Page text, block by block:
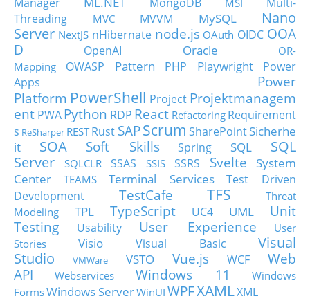
Threading
MVC MVVM MySQL
Nano
Server NextJS nHibernate node.js OAuth OIDC OOA
D
OpenAI Oracle
OR-
Mapping
OWASP Pattern PHP Playwright
Power
Apps
Power
Platform PowerShell Project Projektmanagem
ent PWA Python RDP React Refactoring Requirement
s ReSharper RESTRust SAPScrum SharePointSicherhe
it
SOA Soft Skills Spring SQL
SQL
Server
SQLCLR SSAS SSIS SSRS Svelte
System
Center
TEAMS Terminal Services
Test Driven
Development
TestCafe TFS
Threat
Modeling
TPL TypeScript UC4 UML
Unit
Testing
Usability User Experience
User
Stories
Visio Visual Basic
Visual
Studio
VMWare VSTO Vue.js WCF
Web
API
Webservices Windows 11
Windows
FormsWindows ServerWinUI WPFXAMLXML